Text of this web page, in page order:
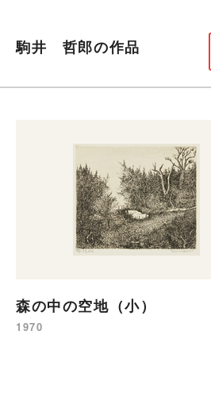
駒井 哲郎の作品
森の中の空地（小）
1970